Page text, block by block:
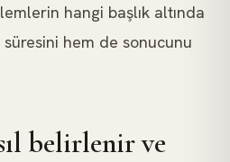
hangi başlık altında
hem de sonucunu
belirlenir ve